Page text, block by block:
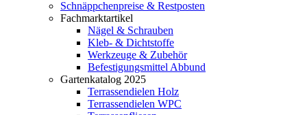
Schnäppchenpreise & Restposten
Fachmarktartikel
Nägel & Schrauben
Kleb- & Dichtstoffe
Werkzeuge & Zubehör
Befestigungsmittel Abbund
Gartenkatalog 2025
Terrassendielen Holz
Terrassendielen WPC